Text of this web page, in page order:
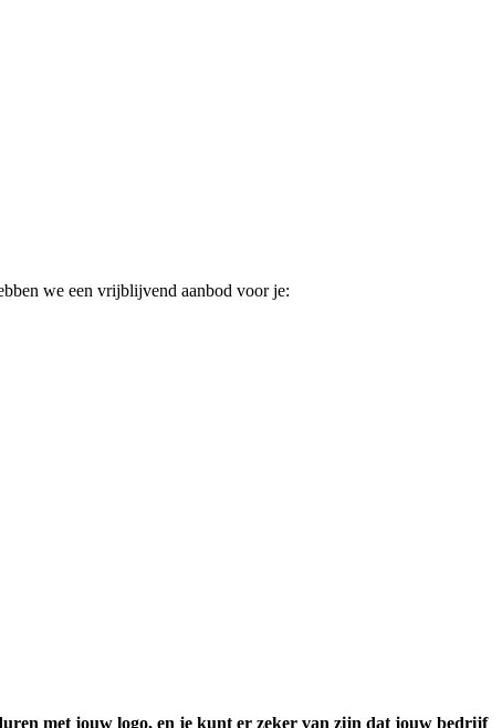
we een vrijblijvend aanbod voor je:
met jouw logo, en je kunt er zeker van zijn dat jouw bedrijf